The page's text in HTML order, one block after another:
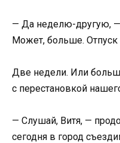
— Да неделю-другую, —
Может, больше. Отпуск
Две недели. Или
с перестановкой
— Слушай, Витя, —
сегодня в город